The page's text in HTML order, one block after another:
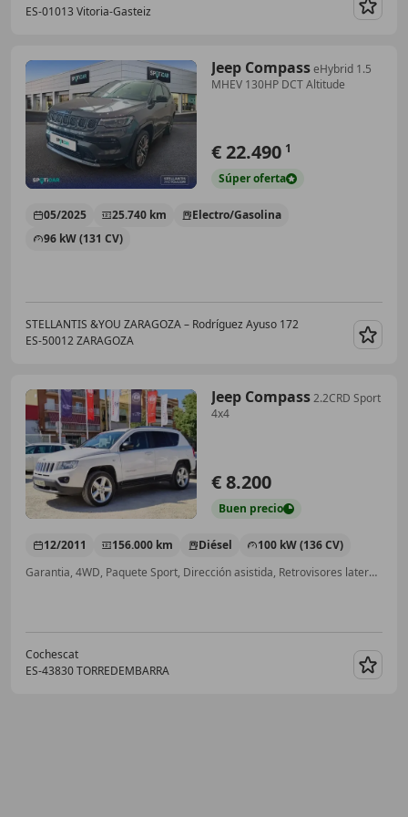
ES-01013 Vitoria-Gasteiz
Jeep CompasseHybrid 1.5
MHEV 130HP DCT Altitude
€ 22.490 1
Súperoferta
05/2025 25.740 km
Electro/Gasolina
96 kW (131 CV)
STELLANTIS &YOU ZARAGOZA – Rodríguez Ayuso 172
ES-50012 ZARAGOZA
Jeep Compass2.2CRD Sport
4x4
€ 8.200
Buen precio
12/2011 156.000 km Diésel
100 kW (136 CV)
Garantia, 4WD, Paquete Sport, Dirección asistida, Retrovisores laterales eléctricos, Luz diurna, ABS, Airbag acompañante
Cochescat
ES-43830 TORREDEMBARRA